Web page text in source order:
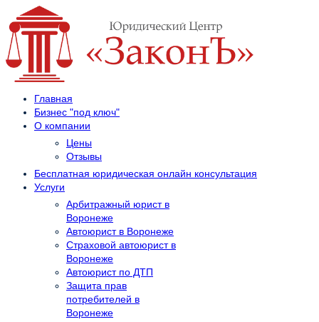
Главная
Бизнес "под ключ"
О компании
Цены
Отзывы
Бесплатная юридическая онлайн консультация
Услуги
Арбитражный юрист в
Воронеже
Автоюрист в Воронеже
Страховой автоюрист в
Воронеже
Автоюрист по ДТП
Защита прав
потребителей в
Воронеже